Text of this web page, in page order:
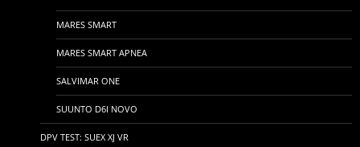
MARES SMART
MARES SMART APNEA
SALVIMAR ONE
SUUNTO D6I NOVO
DPV TEST: SUEX XJ VR